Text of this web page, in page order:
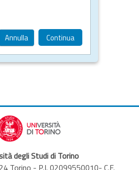
Annulla Continua
degli Studi di Torino
Torino - P.I. 02099550010- C.F.